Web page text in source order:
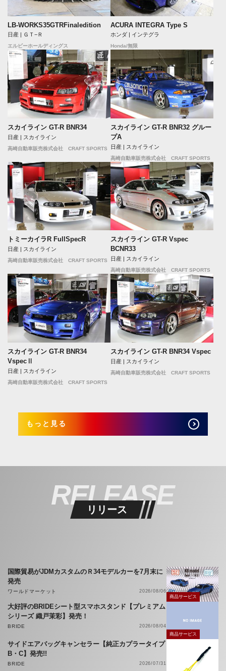
LB-WORKS35GTRFinaledition
日産 | ＧＴ−Ｒ
エルビーホールディングス
ACURA INTEGRA Type S
ホンダ | インテグラ
Honda/無限
スカイライン GT-R BNR34
日産 | スカイライン
高崎自動車販売株式会社 CRAFT SPORTS
スカイライン GT-R BNR32 グルー
プA
日産 | スカイライン
高崎自動車販売株式会社 CRAFT SPORTS
トミーカイラR FullSpecR
日産 | スカイライン
高崎自動車販売株式会社 CRAFT SPORTS
スカイライン GT-R Vspec
BCNR33
日産 | スカイライン
高崎自動車販売株式会社 CRAFT SPORTS
スカイライン GT-R BNR34
VspecⅡ
日産 | スカイライン
高崎自動車販売株式会社 CRAFT SPORTS
スカイライン GT-R BNR34 Vspec
日産 | スカイライン
高崎自動車販売株式会社 CRAFT SPORTS
もっと見る
RELEASE
リリース
国際貿易がJDMカスタムのＲ34モデルカーを7月末に
発売
ワールドマーケット
2026/08/06
商品サービス
大好評のBRIDEシート型スマホスタンド【プレミアム
シリーズ 織戸茉彩】発売！
BRIDE
2026/08/04
商品サービス
サイドエアバッグキャンセラー【純正カプラータイプ
B・C】発売!!
BRIDE 2026/07/31